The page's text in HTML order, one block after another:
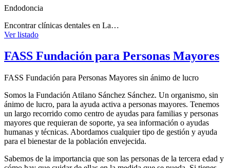
Endodoncia
Encontrar clínicas dentales en La…
Ver listado
FASS Fundación para Personas Mayores
FASS Fundación para Personas Mayores sin ánimo de lucro
Somos la Fundación Atilano Sánchez Sánchez. Un organismo, sin
ánimo de lucro, para la ayuda activa a personas mayores. Tenemos
un largo recorrido como centro de ayudas para familias y personas
mayores que requieran de soporte, ya sea información o ayudas
humanas y técnicas. Abordamos cualquier tipo de gestión y ayuda
para el bienestar de la población envejecida.
Sabemos de la importancia que son las personas de la tercera edad y